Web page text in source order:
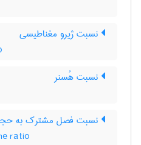
نسبت ژیرو مغناطیسی
نسبت هُسنر
نسبت فصل مشترک به
ratio